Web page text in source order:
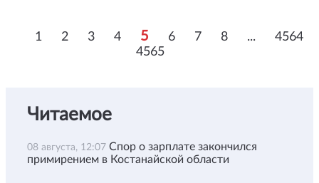
1 2 3 4 5 6 7 8 ...
4564
4565
Читаемое
08 августа, 12:07 Спор о зарплате закончился
примирением в Костанайской области